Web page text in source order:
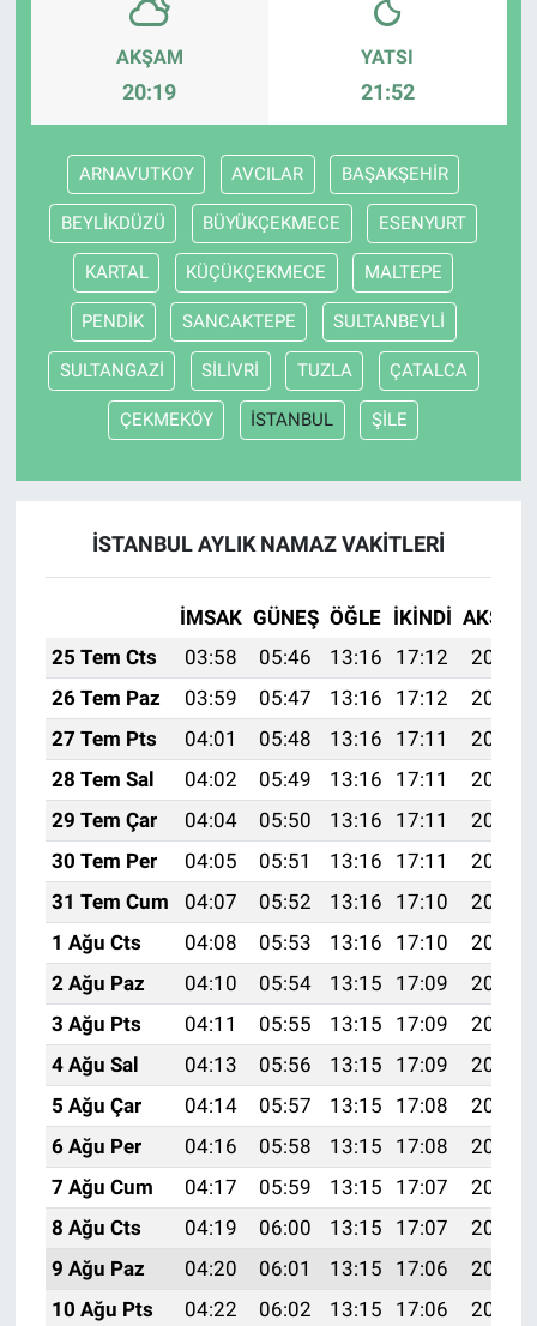
AKŞAM
20:19
YATSI
21:52
ARNAVUTKOY AVCILAR BAŞAKŞEHİR
BEYLİKDÜZÜ BÜYÜKÇEKMECE ESENYURT
KARTAL KÜÇÜKÇEKMECE MALTEPE
PENDİK SANCAKTEPE SULTANBEYLİ
SULTANGAZİ SİLİVRİ TUZLA ÇATALCA
ÇEKMEKÖY İSTANBUL ŞİLE
İSTANBUL AYLIK NAMAZ VAKITLERI
İMSAK GÜNEŞ ÖĞLE İKINDI AKŞAM
25 Tem Cts
03:58 05:46 13:16 17:12
20:35
26 Tem Paz
03:59 05:47 13:16 17:12
20:34
27 Tem Pts
04:01 05:48 13:16 17:11
20:33
28 Tem Sal
04:02 05:49 13:16 17:11
20:32
29 Tem Çar
04:04 05:50 13:16 17:11
20:31
30 Tem Per
04:05 05:51 13:16 17:11
20:30
31 Tem Cum
04:07 05:52 13:16 17:10
20:29
1 Ağu Cts
04:08 05:53 13:16 17:10
20:28
2 Ağu Paz
04:10 05:54 13:15 17:09
20:27
3 Ağu Pts
04:11 05:55 13:15 17:09
20:26
4 Ağu Sal
04:13 05:56 13:15 17:09
20:25
5 Ağu Çar
04:14 05:57 13:15 17:08
20:24
6 Ağu Per
04:16 05:58 13:15 17:08
20:23
7 Ağu Cum
04:17 05:59 13:15 17:07
20:21
8 Ağu Cts
04:19 06:00 13:15 17:07
20:20
9 Ağu Paz
04:20 06:01 13:15 17:06
20:19
10 Ağu Pts
04:22 06:02 13:15 17:06
20:18